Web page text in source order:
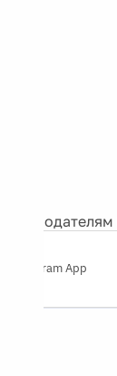
Рекламодателям
Telegram App